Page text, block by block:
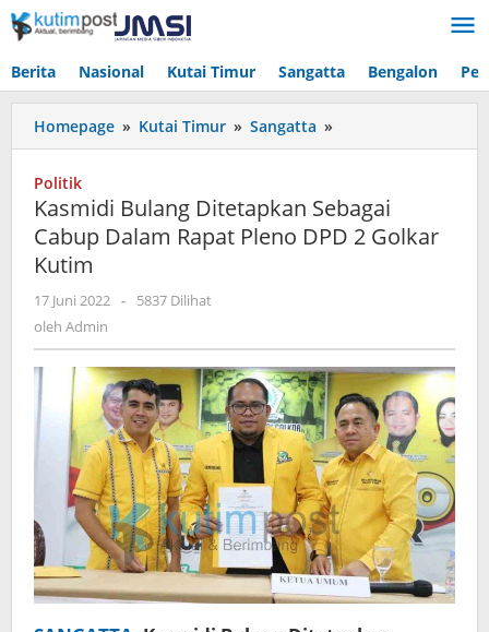
Lewati
ke
Berita Nasional Kutai Timur Sangatta Bengalon
Homepage » Kutai Timur » Sangatta »
Bulang
Cabup
Dalam
Golkar
Kutim
Politik
Kasmidi Bulang Ditetapkan Sebagai
Cabup Dalam Rapat Pleno DPD 2 Golkar
Kutim
17 Juni 2022 oleh
-
5837 Dilihat
oleh Admin